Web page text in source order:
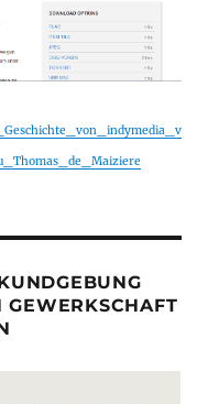
GEWERKSCHAFT